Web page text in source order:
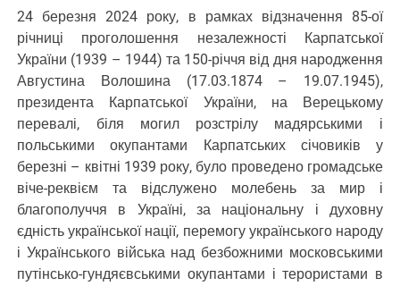
24 березня 2024 року, в рамках відзначення 85-ої
річниці проголошення незалежності Карпатської
України (1939 – 1944) та 150-річчя від дня народження
Августина Волошина (17.03.1874 – 19.07.1945),
президента Карпатської України, на Верецькому
перевалі, біля могил розстрілу мадярськими і
польськими окупантами Карпатських січовиків у
березні – квітні 1939 року, було проведено громадське
віче-реквієм та відслужено молебень за мир і
благополуччя в Україні, за національну і духовну
єдність української нації, перемогу українського народу
і Українського війська над безбожними московськими
путінсько-гундяєвськими окупантами і терористами в